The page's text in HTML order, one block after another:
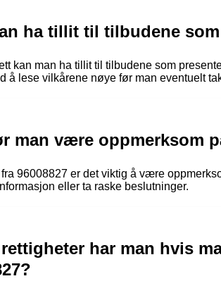
ha tillit til tilbudene
kan man ha tillit til tilbudene som
å lese vilkårene nøye før man eventuelt
man være oppmerksom
96008827 er det viktig å være
eller ta raske beslutninger.
har man hvis